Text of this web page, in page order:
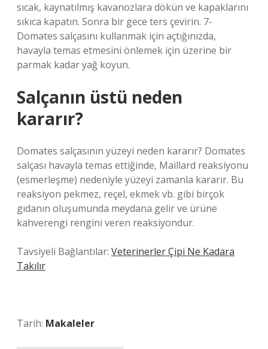
sıcak, kaynatılmış kavanozlara dökün ve kapaklarını
sıkıca kapatın. Sonra bir gece ters çevirin. 7-
Domates salçasını kullanmak için açtığınızda,
havayla temas etmesini önlemek için üzerine bir
parmak kadar yağ koyun.
Salçanın üstü neden
kararır?
Domates salçasının yüzeyi neden kararır? Domates
salçası havayla temas ettiğinde, Maillard reaksiyonu
(esmerleşme) nedeniyle yüzeyi zamanla kararır. Bu
reaksiyon pekmez, reçel, ekmek vb. gibi birçok
gıdanın oluşumunda meydana gelir ve ürüne
kahverengi rengini veren reaksiyondur.
Tavsiyeli Bağlantılar: Veterinerler Çipi Ne Kadara
Takılır
Tarih: Makaleler